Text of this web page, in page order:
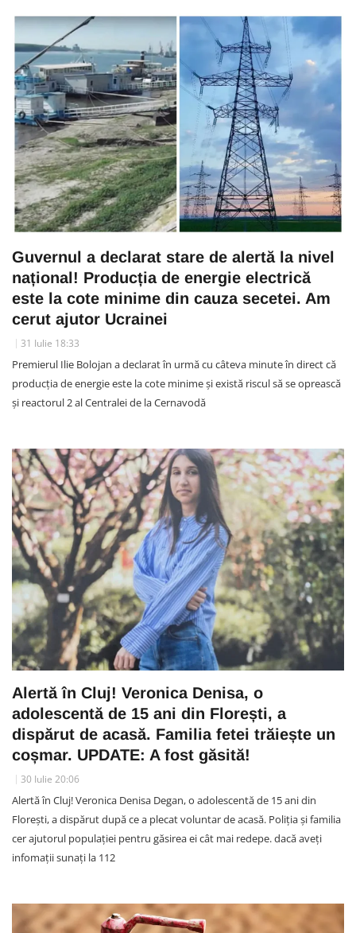
Guvernul a declarat stare de alertă la nivel
național! Producția de energie electrică
este la cote minime din cauza secetei. Am
cerut ajutor Ucrainei
31 Iulie 18:33
Premierul Ilie Bolojan a declarat în urmă cu câteva minute în direct că
producția de energie este la cote minime și există riscul să se oprească
și reactorul 2 al Centralei de la Cernavodă
Alertă în Cluj! Veronica Denisa, o
adolescentă de 15 ani din Florești, a
dispărut de acasă. Familia fetei trăiește un
coșmar. UPDATE: A fost găsită!
30 Iulie 20:06
Alertă în Cluj! Veronica Denisa Degan, o adolescentă de 15 ani din
Florești, a dispărut după ce a plecat voluntar de acasă. Poliția și familia
cer ajutorul populației pentru găsirea ei cât mai redepe. dacă aveți
infomații sunați la 112